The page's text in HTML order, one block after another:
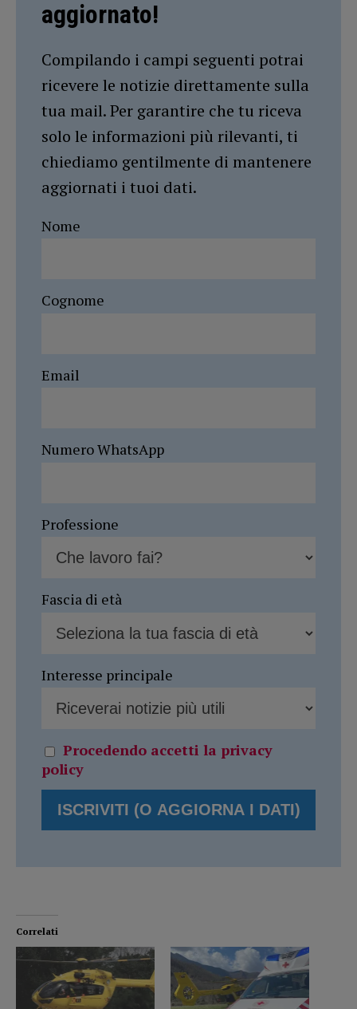
aggiornato!
Compilando i campi seguenti potrai
ricevere le notizie direttamente sulla
tua mail. Per garantire che tu riceva
solo le informazioni più rilevanti, ti
chiediamo gentilmente di mantenere
aggiornati i tuoi dati.
Nome
Cognome
Email
Numero WhatsApp
Professione
Fascia di età
Interesse principale
Procedendo accetti la privacy
policy
Correlati